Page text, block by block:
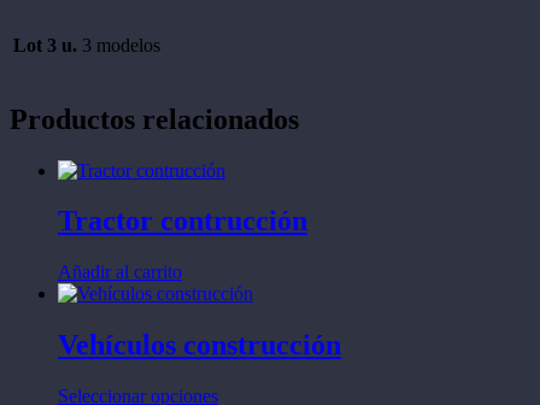
Lot 3 u. 3 modelos
Productos relacionados
Tractor contrucción
Añadir al carrito
Vehículos construcción
Seleccionar opcionesEste